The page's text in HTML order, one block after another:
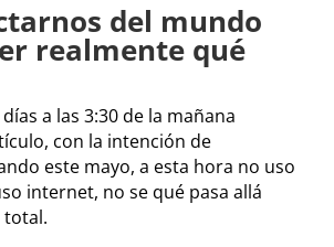
del mundo
realmente qué
a las 3:30 de la mañana
con la intención de
este mayo, a esta hora no uso
internet, no se qué pasa allá
total.